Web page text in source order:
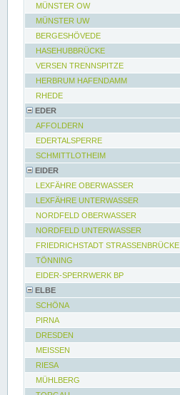
MÜNSTER OW
MÜNSTER UW
BERGESHÖVEDE
HASEHUBBRÜCKE
VERSEN TRENNSPITZE
HERBRUM HAFENDAMM
RHEDE
EDER
AFFOLDERN
EDERTALSPERRE
SCHMITTLOTHEIM
EIDER
LEXFÄHRE OBERWASSER
LEXFÄHRE UNTERWASSER
NORDFELD OBERWASSER
NORDFELD UNTERWASSER
FRIEDRICHSTADT STRASSENBRÜCKE
TÖNNING
EIDER-SPERRWERK BP
ELBE
SCHÖNA
PIRNA
DRESDEN
MEISSEN
RIESA
MÜHLBERG